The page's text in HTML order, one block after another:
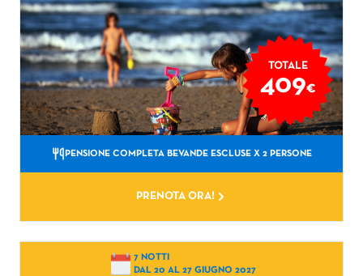
prenotato chiamare al numero fisso 0547.81976
dal lunedi al venerdi, dalle 10.30 alle 12.30, in altri
orari utilizzare il numero whatsapp
389.6274557
solo con messaggi di testo
TOTALE
409€
PENSIONE COMPLETA BEVANDE ESCLUSE X 2 PERSONE
PRENOTA ORA!
7 NOTTI
DAL 20 AL 27 GIUGNO 2027